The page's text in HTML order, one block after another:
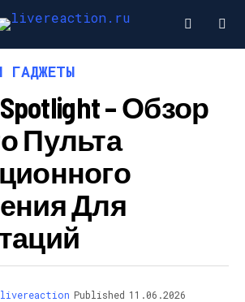
ГАДЖЕТЫ
– Обзор
Пульта
Для
livereaction Published 11.06.2026